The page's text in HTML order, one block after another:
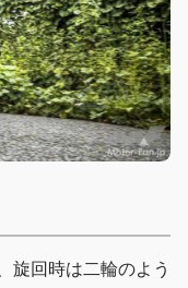
旋回時は二輪のよう